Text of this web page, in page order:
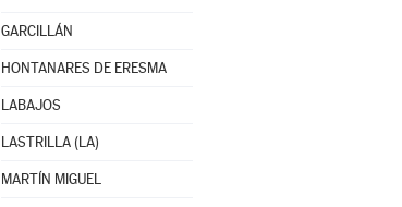
GARCILLÁN
HONTANARES DE ERESMA
LABAJOS
LASTRILLA (LA)
MARTÍN MIGUEL